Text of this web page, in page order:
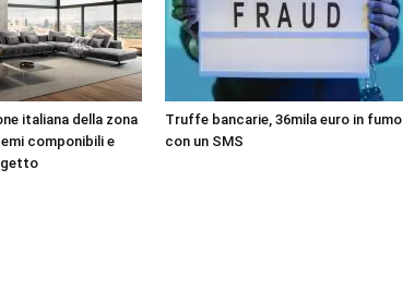
italiana della zona
componibili e
Truffe bancarie, 36mila euro in fumo
con un SMS